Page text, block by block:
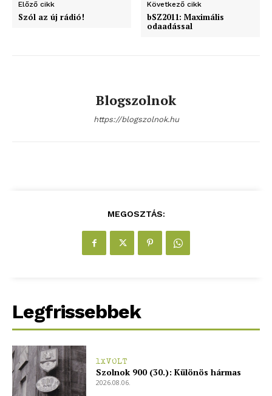
bSZ fiók
Előfizetés
Előző cikk
Szól az új rádió!
Következő cikk
bSZ2011: Maximális
odaadással
Blogszolnok
https://blogszolnok.hu
MEGOSZTÁS:
Legfrissebbek
1XVOLT
Szolnok 900 (30.): Különös hármas
2026.08.06.